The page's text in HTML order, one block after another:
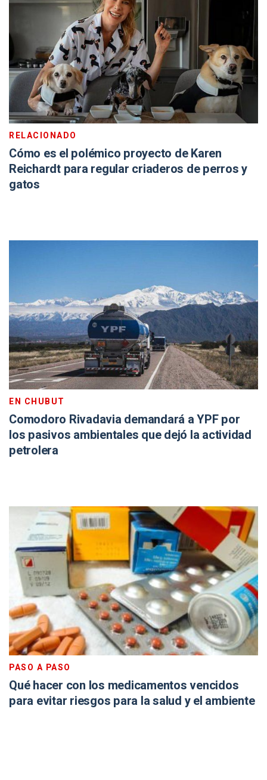
RELACIONADO
Cómo es el polémico proyecto de Karen
Reichardt para regular criaderos de perros y
gatos
EN CHUBUT
Comodoro Rivadavia demandará a YPF por
los pasivos ambientales que dejó la actividad
petrolera
PASO A PASO
Qué hacer con los medicamentos vencidos
para evitar riesgos para la salud y el ambiente